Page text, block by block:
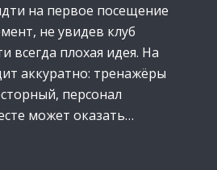
на первое посещение
не увидев клуб
всегда плохая идея. На
аккуратно: тренажёры
персонал
может оказать…